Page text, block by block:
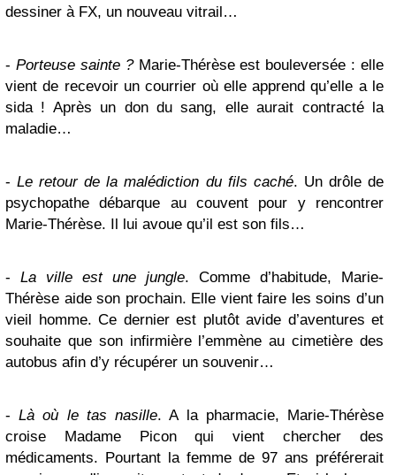
dessiner à FX, un nouveau vitrail…
- Porteuse sainte ?Marie-Thérèse est bouleversée : elle
vient de recevoir un courrier où elle apprend qu’elle a le
sida ! Après un don du sang, elle aurait contracté la
maladie…
-Le retour de la malédiction du fils caché. Un drôle de
psychopathe débarque au couvent pour y rencontrer
Marie-Thérèse. Il lui avoue qu’il est son fils…
- La ville est une jungle. Comme d’habitude, Marie-
Thérèse aide son prochain. Elle vient faire les soins d’un
vieil homme. Ce dernier est plutôt avide d’aventures et
souhaite que son infirmière l’emmène au cimetière des
autobus afin d’y récupérer un souvenir…
-Là où le tas nasille. A la pharmacie, Marie-Thérèse
croise Madame Picon qui vient chercher des
médicaments. Pourtant la femme de 97 ans préférerait